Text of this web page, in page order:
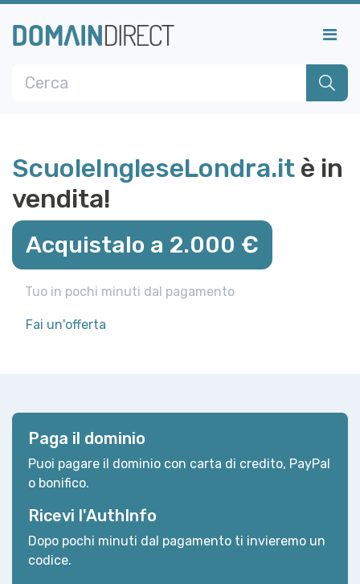
ScuoleIngleseLondra.it è in
vendita!
Acquistalo a 2.000 €
Tuo in pochi minuti dal pagamento
Fai un'offerta
Paga il dominio
Puoi pagare il dominio con carta di credito, PayPal
o bonifico.
Ricevi l'AuthInfo
Dopo pochi minuti dal pagamento ti invieremo un
codice.